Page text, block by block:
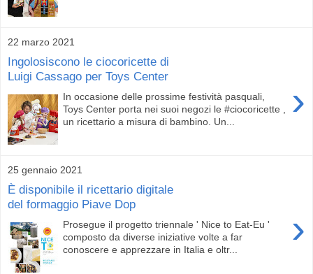
22 marzo 2021
Ingolosiscono le ciocoricette di
Luigi Cassago per Toys Center
›
In occasione delle prossime festività pasquali,
Toys Center porta nei suoi negozi le #ciocoricette ,
un ricettario a misura di bambino. Un...
25 gennaio 2021
È disponibile il ricettario digitale
del formaggio Piave Dop
›
Prosegue il progetto triennale ' Nice to Eat-Eu '
composto da diverse iniziative volte a far
conoscere e apprezzare in Italia e oltr...